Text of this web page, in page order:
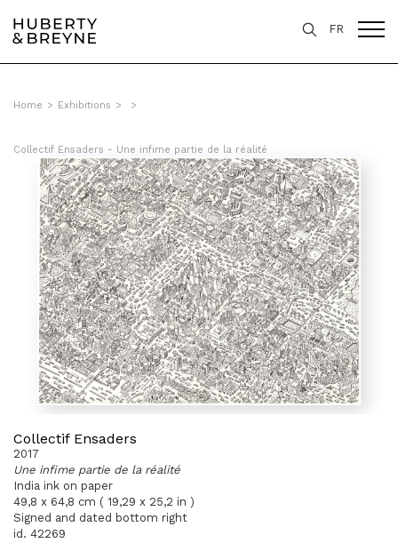
FR
Home > Exhibitions > >
Collectif Ensaders - Une infime partie de la réalité
Collectif Ensaders
2017
Une infime partie de la réalité
India ink on paper
49,8 x 64,8 cm ( 19,29 x 25,2 in )
Signed and dated bottom right
id. 42269